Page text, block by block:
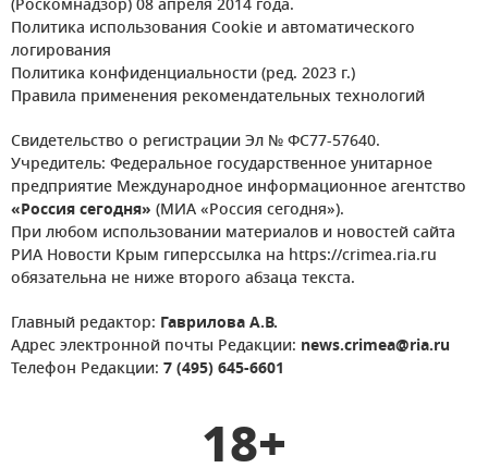
(Роскомнадзор) 08 апреля 2014 года.
Политика использования Cookie и автоматического
логирования
Политика конфиденциальности (ред. 2023 г.)
Правила применения рекомендательных технологий
Свидетельство о регистрации Эл № ФС77-57640.
Учредитель: Федеральное государственное унитарное
предприятие Международное информационное агентство
«Россия сегодня» (МИА «Россия сегодня»).
При любом использовании материалов и новостей сайта
РИА Новости Крым гиперссылка на https://crimea.ria.ru
обязательна не ниже второго абзаца текста.
Главный редактор: Гаврилова А.В.
Адрес электронной почты Редакции: news.crimea@ria.ru
Телефон Редакции: 7 (495) 645-6601
18+